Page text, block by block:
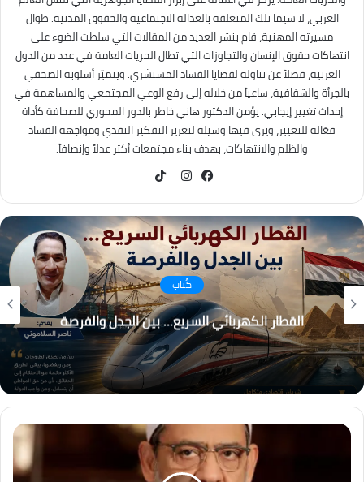
العربي، لا سيما تلك المتعلقة بالعدالة الاجتماعية والحقوق المدنية. طوال
مسيرته المهنية، قام بنشر العديد من المقالات التي سلطت الضوء على
انتهاكات حقوق الإنسان والتجاوزات التي تطال الحريات العامة في عدد من الدول
العربية، فضلاً عن تناوله لقضايا الفساد المستشري. ويتميّز أسلوبه الصحفي
بالجرأة والشفافية، ساعياً من خلاله إلى رفع الوعي المجتمعي والمساهمة في
إحداث تغيير إيجابي. يؤمن الدكتور هاني خاطر بالدور المحوري للصحافة كأداة
فعّالة للتغيير، ويرى فيها وسيلة لتعزيز التفكير النقدي ومواجهة الفساد
والظلم والانتهاكات، بهدف بناء مجتمعات أكثر عدلاً وإنصافاً.
كُتاب
القطار الكهربائي السريع… بين الجدل والفرصة